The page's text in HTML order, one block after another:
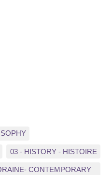
03 - HISTORY - HISTOIRE
CONTEMPORARY